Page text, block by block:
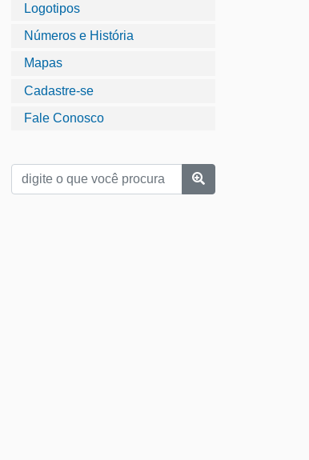
Logotipos
Números e História
Mapas
Cadastre-se
Fale Conosco